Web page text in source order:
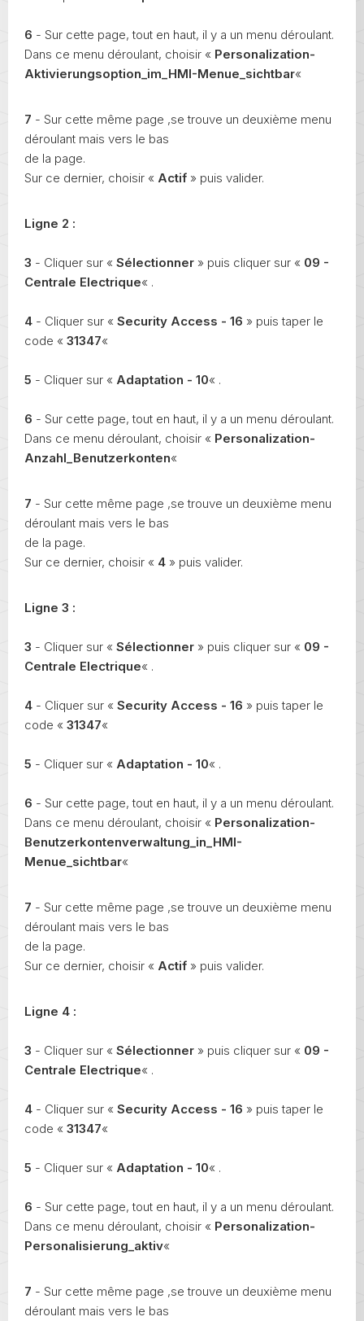
6 - Sur cette page, tout en haut, il y a un menu déroulant.
Dans ce menu déroulant, choisir « Personalization-
Aktivierungsoption_im_HMI-Menue_sichtbar«
7 - Sur cette même page ,se trouve un deuxième menu
déroulant mais vers le bas
de la page.
Sur ce dernier, choisir « Actif » puis valider.
Ligne 2 :
3 - Cliquer sur « Sélectionner » puis cliquer sur « 09 -
Centrale Electrique« .
4 - Cliquer sur « Security Access - 16 » puis taper le
code « 31347«
5 - Cliquer sur « Adaptation - 10« .
6 - Sur cette page, tout en haut, il y a un menu déroulant.
Dans ce menu déroulant, choisir « Personalization-
Anzahl_Benutzerkonten«
7 - Sur cette même page ,se trouve un deuxième menu
déroulant mais vers le bas
de la page.
Sur ce dernier, choisir « 4 » puis valider.
Ligne 3 :
3 - Cliquer sur « Sélectionner » puis cliquer sur « 09 -
Centrale Electrique« .
4 - Cliquer sur « Security Access - 16 » puis taper le
code « 31347«
5 - Cliquer sur « Adaptation - 10« .
6 - Sur cette page, tout en haut, il y a un menu déroulant.
Dans ce menu déroulant, choisir « Personalization-
Benutzerkontenverwaltung_in_HMI-
Menue_sichtbar«
7 - Sur cette même page ,se trouve un deuxième menu
déroulant mais vers le bas
de la page.
Sur ce dernier, choisir « Actif » puis valider.
Ligne 4 :
3 - Cliquer sur « Sélectionner » puis cliquer sur « 09 -
Centrale Electrique« .
4 - Cliquer sur « Security Access - 16 » puis taper le
code « 31347«
5 - Cliquer sur « Adaptation - 10« .
6 - Sur cette page, tout en haut, il y a un menu déroulant.
Dans ce menu déroulant, choisir « Personalization-
Personalisierung_aktiv«
7 - Sur cette même page ,se trouve un deuxième menu
déroulant mais vers le bas